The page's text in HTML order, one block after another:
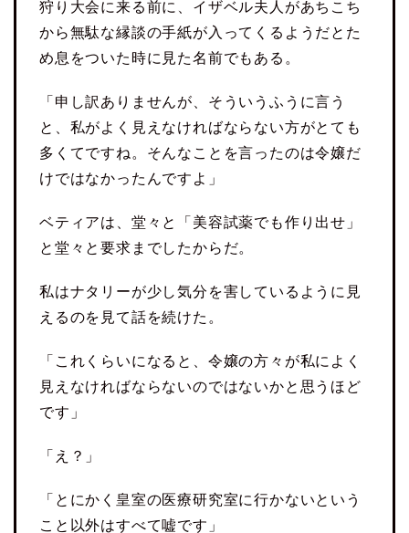
狩り大会に来る前に、イザベル夫人があちこち
から無駄な縁談の手紙が入ってくるようだとた
め息をついた時に見た名前でもある。
「申し訳ありませんが、そういうふうに言う
と、私がよく見えなければならない方がとても
多くてですね。そんなことを言ったのは令嬢だ
けではなかったんですよ」
ベティアは、堂々と「美容試薬でも作り出せ」
と堂々と要求までしたからだ。
私はナタリーが少し気分を害しているように見
えるのを見て話を続けた。
「これくらいになると、令嬢の方々が私によく
見えなければならないのではないかと思うほど
です」
「え？」
「とにかく皇室の医療研究室に行かないという
こと以外はすべて嘘です」